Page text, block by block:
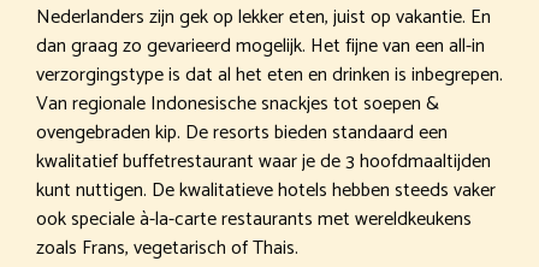
Nederlanders zijn gek op lekker eten, juist op vakantie. En
dan graag zo gevarieerd mogelijk. Het fijne van een all-in
verzorgingstype is dat al het eten en drinken is inbegrepen.
Van regionale Indonesische snackjes tot soepen &
ovengebraden kip. De resorts bieden standaard een
kwalitatief buffetrestaurant waar je de 3 hoofdmaaltijden
kunt nuttigen. De kwalitatieve hotels hebben steeds vaker
ook speciale à-la-carte restaurants met wereldkeukens
zoals Frans, vegetarisch of Thais.